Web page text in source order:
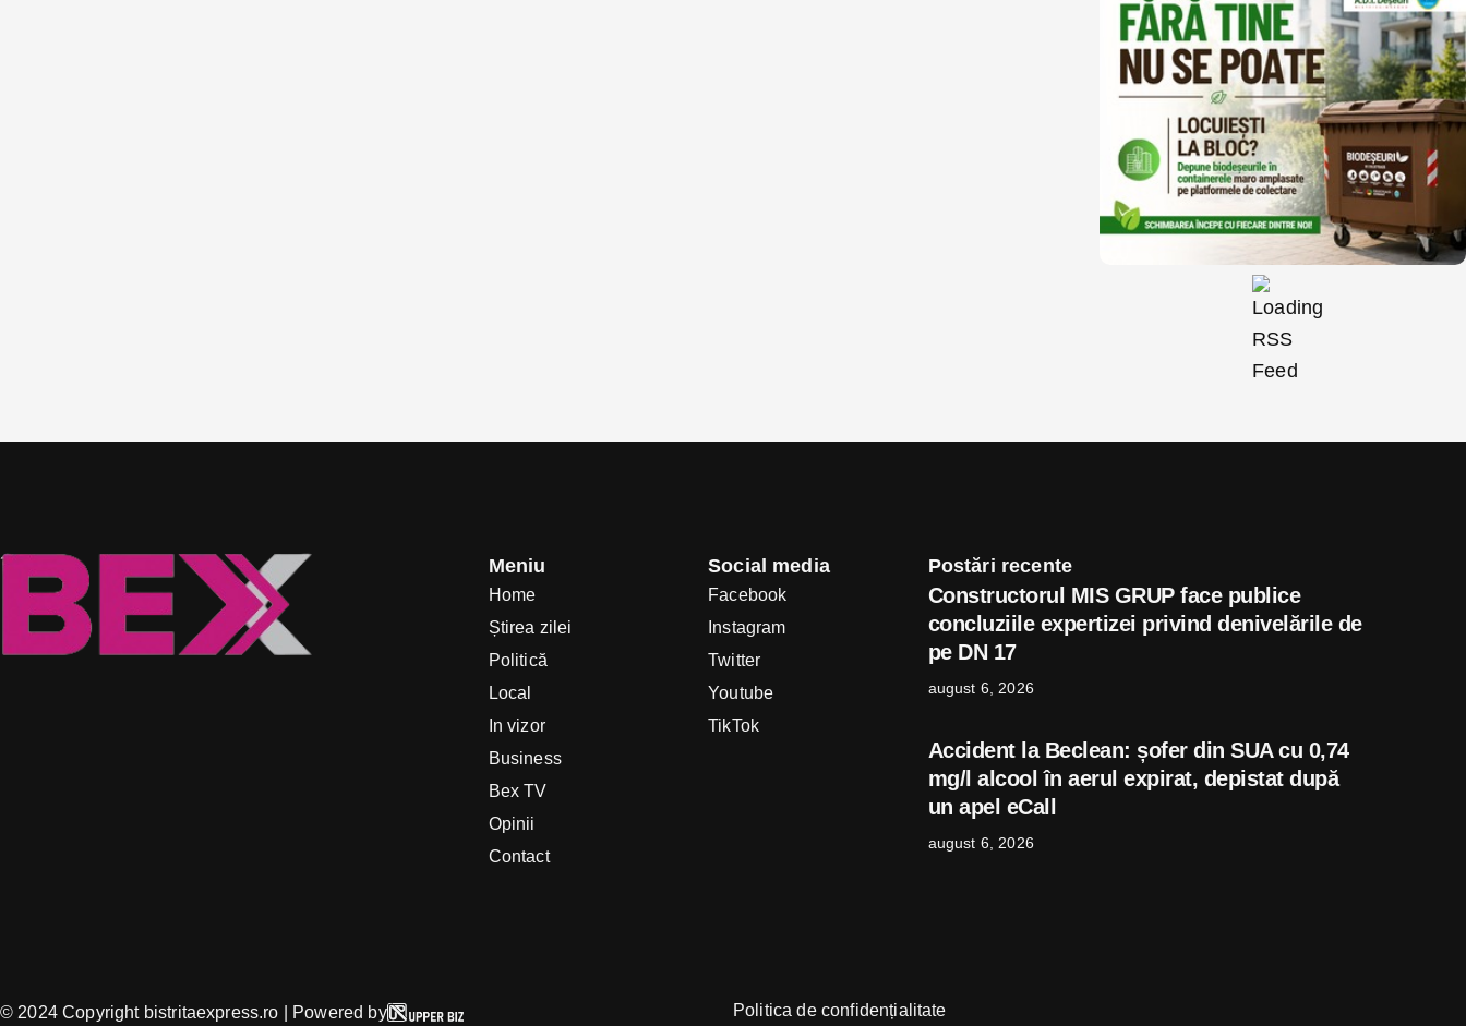
Meniu
Home
Știrea zilei
Politică
Local
In vizor
Business
Bex TV
Opinii
Contact
Social media
Facebook
Instagram
Twitter
Youtube
TikTok
Postări recente
Constructorul MIS GRUP face publice
concluziile expertizei privind denivelările de
pe DN 17
august 6, 2026
Accident la Beclean: șofer din SUA cu 0,74
mg/l alcool în aerul expirat, depistat după
un apel eCall
august 6, 2026
© 2024 Copyright bistritaexpress.ro | Powered by Politica de confidențialitate